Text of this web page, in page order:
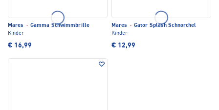
Mares · Gamma Schwimmbrille
Kinder
€ 16,99
Mares · Gator Splash Schnorchel
Kinder
€ 12,99